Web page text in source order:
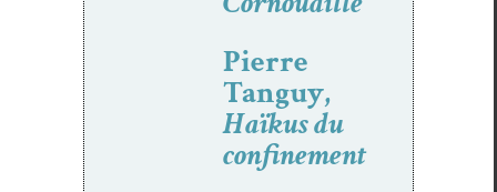
Pierre
Tanguy,
Haïkus du
confinement